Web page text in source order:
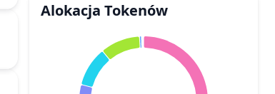
Alokacja Tokenów